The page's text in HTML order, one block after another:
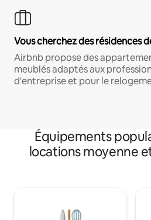
Vous cherchez des résidences
Airbnb propose des
meublés adaptés aux
d'entreprise et pour le
Équipements
locations moyenne